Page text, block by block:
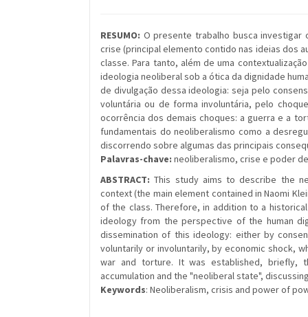
RESUMO: O presente trabalho busca
crise (principal elemento contido nas ideias dos
classe. Para tanto, além de uma
ideologia neoliberal sob a ótica da dignidade
de divulgação dessa ideologia: seja pelo
voluntária ou de forma involuntária, pelo
ocorrência dos demais choques: a guerra e a
fundamentais do neoliberalismo como a
discorrendo sobre algumas das principais
Palavras-chave: neoliberalismo, crise e poder
ABSTRACT:This study aims to describe the
context (the main element contained in Naomi
of the class. Therefore, in addition to a
ideology from the perspective of the human
dissemination of this ideology: either by
voluntarily or involuntarily, by economic shock,
war and torture. It was established, briefly,
accumulation and the "neoliberal state",
Keywords: Neoliberalism, crisis and power of